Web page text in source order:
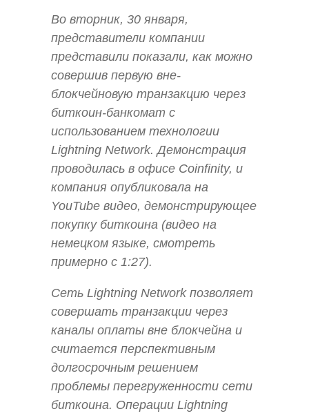
Во вторник, 30 января,
представители компании
представили показали, как можно
совершив первую вне-
блокчейновую транзакцию через
биткоин-банкомат с
использованием технологии
Lightning Network. Демонстрация
проводилась в офисе Coinfinity, и
компания опубликовала на
YouTube видео, демонстрирующее
покупку биткоина (видео на
немецком языке, смотреть
примерно с 1:27).
Сеть Lightning Network позволяет
совершать транзакции через
каналы оплаты вне блокчейна и
считается перспективным
долгосрочным решением
проблемы перегруженности сети
биткоина. Операции Lightning